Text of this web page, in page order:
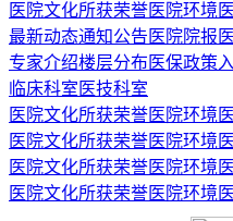
医院文化所获荣誉医院环境
最新动态通知公告 医院院报
专家介绍楼层分布 医保政策
临床科室 医技科室
医院文化所获荣誉医院环境
医院文化所获荣誉医院环境
医院文化所获荣誉医院环境
医院文化所获荣誉医院环境